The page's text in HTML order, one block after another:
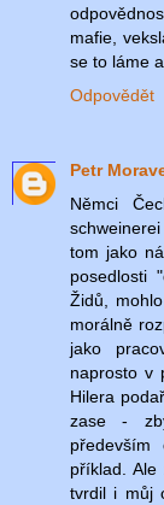
mafie,
se to láme
Odpovědět
Petr
Němci
tom jako
posedlosti
Židů,
morálně
jako
naprosto v
Hilera
zase -
příklad.
tvrdil i můj